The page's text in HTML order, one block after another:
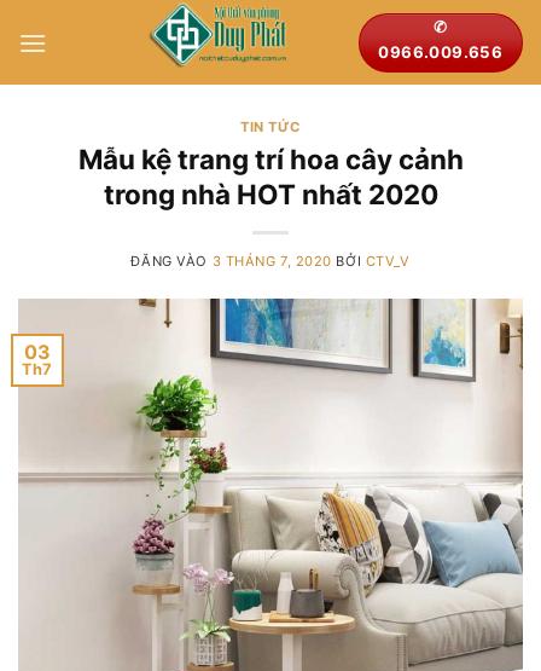
qua
✆
0966.009.656
TIN TỨC
Mẫu kệ trang trí hoa cây cảnh
trong nhà HOT nhất 2020
ĐĂNG VÀO 3 THÁNG 7, 2020 BỞI CTV_V
03
Th7